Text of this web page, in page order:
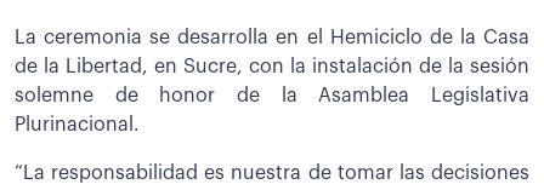
La ceremonia se desarrolla en el Hemiciclo de la Casa
de la Libertad, en Sucre, con la instalación de la sesión
solemne de honor de la Asamblea Legislativa
Plurinacional.
“La responsabilidad es nuestra de tomar las decisiones